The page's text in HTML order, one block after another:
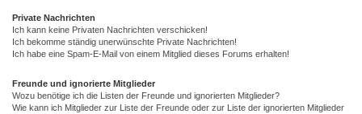
Private Nachrichten
Ich kann keine Privaten Nachrichten verschicken!
Ich bekomme ständig unerwünschte Private Nachrichten!
Ich habe eine Spam-E-Mail von einem Mitglied dieses Forums erhalten!
Freunde und ignorierte Mitglieder
Wozu benötige ich die Listen der Freunde und ignorierten Mitglieder?
Wie kann ich Mitglieder zur Liste der Freunde oder zur Liste der ignorierten Mitglieder